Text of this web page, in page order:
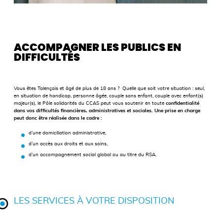
ACCOMPAGNER LES PUBLICS EN
DIFFICULTÉS
Vous êtes Talençais et âgé de plus de 18 ans ? Quelle que soit votre situation : seul,
en situation de handicap, personne âgée, couple sans enfant, couple avec enfant(s)
majeur(s), le Pôle solidarités du CCAS peut vous soutenir en touteconfidentialité
dans vos difficultés financières, administratives et sociales. Une prise en charge
peut donc être réalisée dans le cadre :
d’une domiciliation administrative,
d’un accès aux droits et aux soins,
d’un accompagnement social global ou au titre du RSA.
LES SERVICES À VOTRE DISPOSITION